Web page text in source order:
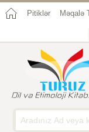
Pitiklər Məqalə